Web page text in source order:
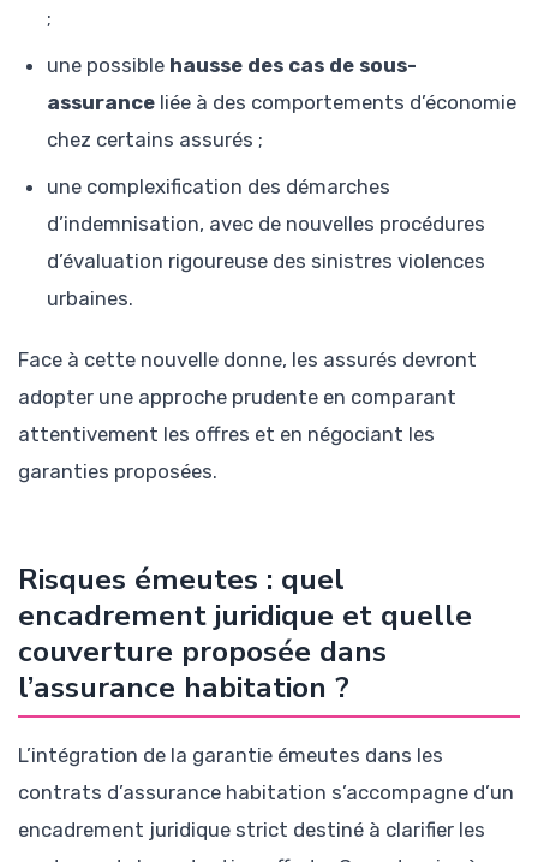
;
une possible hausse des cas de sous-
assurance liée à des comportements d’économie
chez certains assurés ;
une complexification des démarches
d’indemnisation, avec de nouvelles procédures
d’évaluation rigoureuse des sinistres violences
urbaines.
Face à cette nouvelle donne, les assurés devront
adopter une approche prudente en comparant
attentivement les offres et en négociant les
garanties proposées.
Risques émeutes : quel
encadrement juridique et quelle
couverture proposée dans
l’assurance habitation ?
L’intégration de la garantie émeutes dans les
contrats d’assurance habitation s’accompagne d’un
encadrement juridique strict destiné à clarifier les